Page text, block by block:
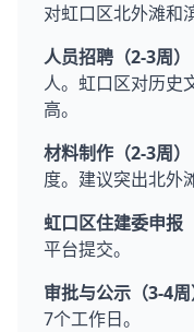
对虹口区北外滩和
人员招聘（2-3周）
人。虹口区对历史
高。
材料制作（2-3周）
度。建议突出北外
虹口区住建委申报
平台提交。
审批与公示（3-4周
7个工作日。